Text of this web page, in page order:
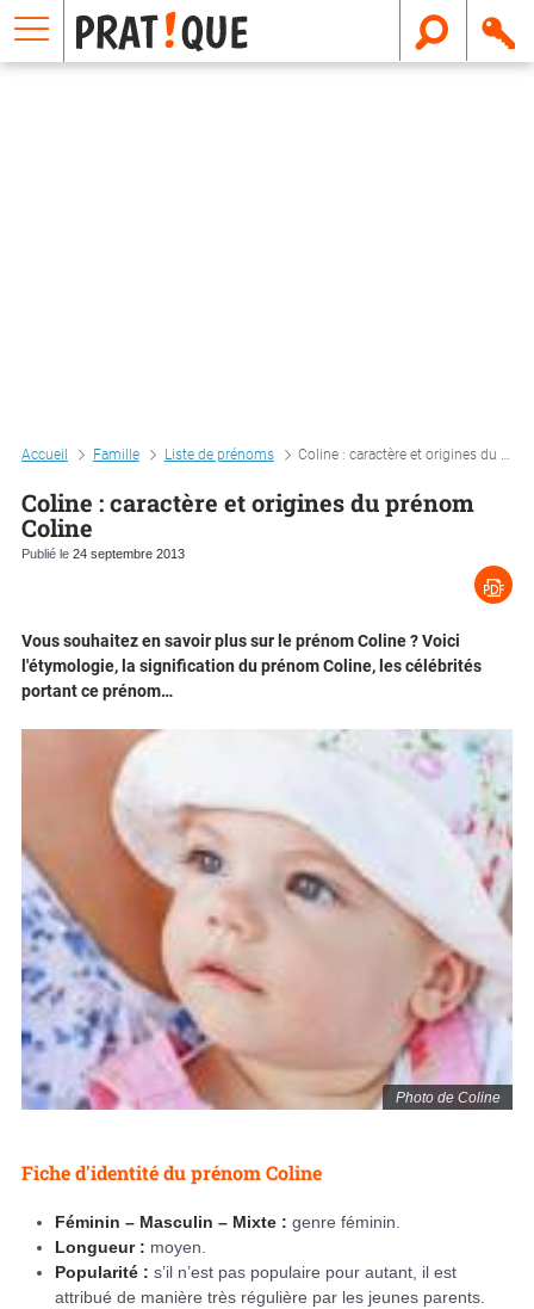
Accueil Famille Liste de prénoms Coline : caractère et origines du prénom coline
Coline : caractère et origines du prénom
Coline
Publié le 24 septembre 2013
Photo de Coline
Vous souhaitez en savoir plus sur le prénom Coline ? Voici
l'étymologie, la signification du prénom Coline, les célébrités
portant ce prénom…
Fiche d'identité du prénom Coline
Féminin – Masculin – Mixte : genre féminin.
Longueur : moyen.
Popularité : s’il n’est pas populaire pour autant, il est
attribué de manière très régulière par les jeunes parents.
E
m
a